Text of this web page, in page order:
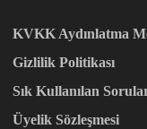
KVKK Aydınlatma
Gizlilik Politikası
Sık Kullanılan
Üyelik Sözleşmesi